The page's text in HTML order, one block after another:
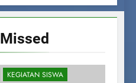
Missed
KEGIATAN SISWA